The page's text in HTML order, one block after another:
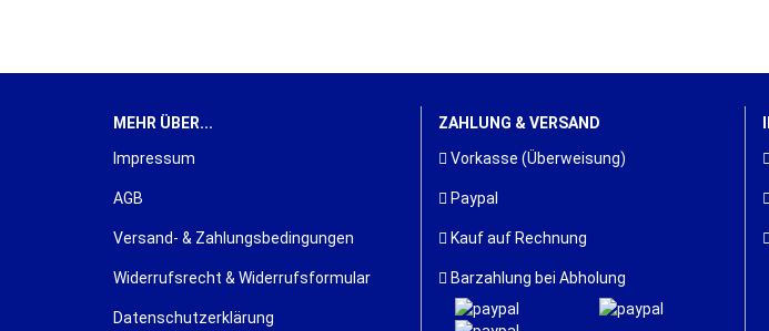
MEHR ÜBER...
Impressum
AGB
Versand- & Zahlungsbedingungen
Widerrufsrecht & Widerrufsformular
Datenschutzerklärung
ZAHLUNG & VERSAND
Vorkasse (Überweisung)
Paypal
Kauf auf Rechnung
Barzahlung bei Abholung